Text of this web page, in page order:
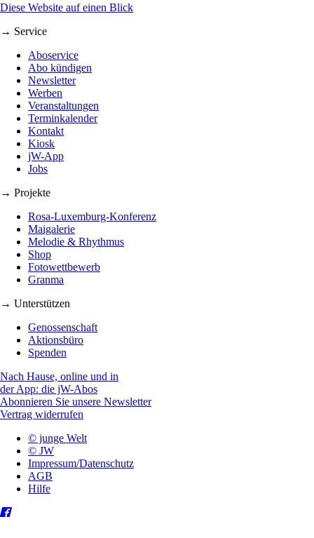
Diese Website auf einen Blick
→ Service
Aboservice
Abo kündigen
Newsletter
Werben
Veranstaltungen
Terminkalender
Kontakt
Kiosk
jW-App
Jobs
→ Projekte
Rosa-Luxemburg-Konferenz
Maigalerie
Melodie & Rhythmus
Shop
Fotowettbewerb
Granma
→ Unterstützen
Genossenschaft
Aktionsbüro
Spenden
Nach Hause, online und in
der App: die jW-Abos
Abonnieren Sie unsere Newsletter
Vertrag widerrufen
© junge Welt
© JW
Impressum/Datenschutz
AGB
Hilfe